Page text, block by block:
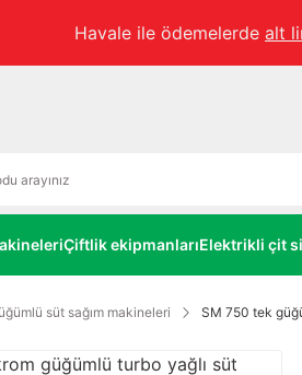
Havale ile ödemelerde alt
Çiftlik ekipmanlarıElektrikli çit
süt sağım makineleri SM 750 tek